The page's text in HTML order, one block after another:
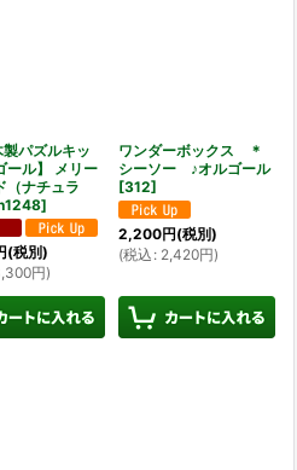
製パズルキッ
ール】 メリー
（ナチュラ
]
(税別)
円)
ワンダーボックス ＊
シーソー ♪オルゴール
[312]
2,200円(税別)
(税込 : 2,420円)